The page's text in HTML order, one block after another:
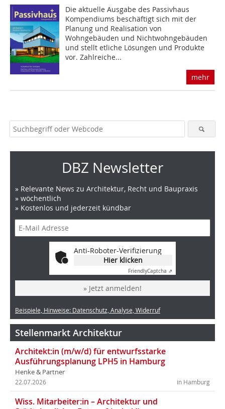
Die aktuelle Ausgabe des Passivhaus
Kompendiums beschäftigt sich mit der
Planung und Realisation von
Wohngebäuden und Nichtwohngebäuden
und stellt etliche Lösungen und Produkte
vor. Zahlreiche...
mehr
DBZ Newsletter
» Relevante News zu Architektur, Recht und Baupraxis
» wöchentlich
» Kostenlos und jederzeit kündbar
Anti-Roboter-Verifizierung
Hier klicken
FriendlyCaptcha ⇗
» Jetzt anmelden!
Beispiele, Hinweise: Datenschutz, Analyse, Widerruf
Stellenmarkt Architektur
Architekt:in (m/w/d) für entwurfsstarke
Ausführungsplanung LPH5 in Hamburg
Henke & Partner
in Hamburg
22.07.2026
Wiss. Mitarbeiter:in – Architektur und